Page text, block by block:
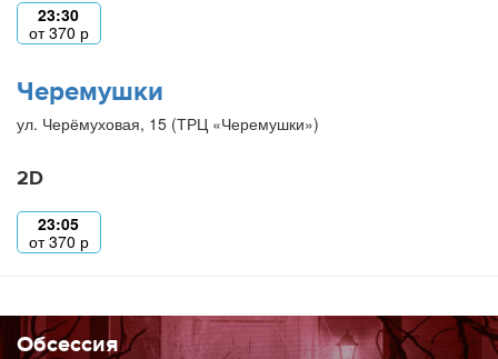
23:30
от370 р
Черемушки
ул. Черёмуховая, 15 (ТРЦ «Черемушки»)
2D
23:05
от370 р
Обсессия